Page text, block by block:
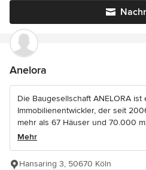
Anelora
Die Baugesellschaft ANELORA
Immobilienentwickler, der seit
mehr als 67 Häuser und 70.000
Mehr
Hansaring 3, 50670 Köln